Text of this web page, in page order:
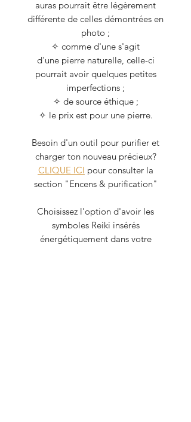
auras pourrait être légèrement
différente de celles démontrées en
photo ;
✧ comme d'une s'agit
d'une pierre naturelle, celle-ci
pourrait avoir quelques petites
imperfections ;
✧ de source éthique ;
✧ le prix est pour une pierre.
Besoin d'un outil pour purifier et
charger ton nouveau précieux?
CLIQUE ICI pour consulter la
section "Encens & purification"
Choisissez l'option d'avoir les
symboles Reiki insérés
énergétiquement dans votre